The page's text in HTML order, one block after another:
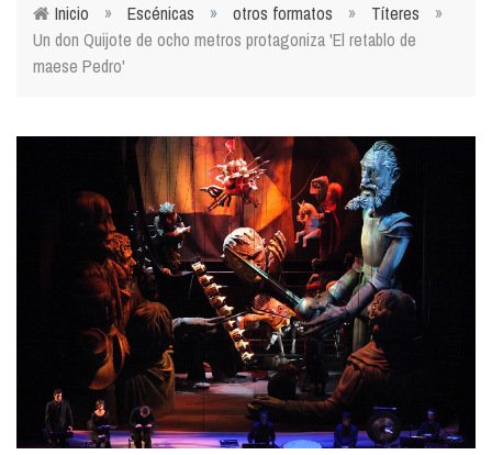
Usted está aquí
Inicio » Escénicas » otros formatos » Títeres
»
Un don Quijote de ocho metros protagoniza 'El retablo de
maese Pedro'